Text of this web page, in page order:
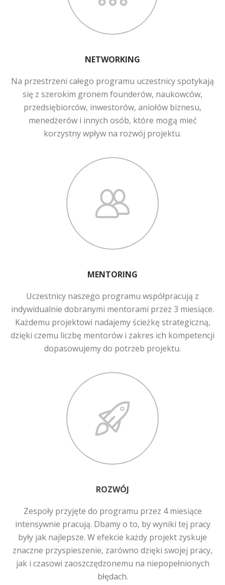
NETWORKING
Na przestrzeni całego programu uczestnicy spotykają
się z szerokim gronem founderów, naukowców,
przedsiębiorców, inwestorów, aniołów biznesu,
menedżerów i innych osób, które mogą mieć
korzystny wpływ na rozwój projektu.
MENTORING
Uczestnicy naszego programu współpracują z
indywidualnie dobranymi mentorami przez 3 miesiące.
Każdemu projektowi nadajemy ścieżkę strategiczną,
dzięki czemu liczbę mentorów i zakres ich kompetencji
dopasowujemy do potrzeb projektu.
ROZWÓJ
Zespoły przyjęte do programu przez 4 miesiące
intensywnie pracują. Dbamy o to, by wyniki tej pracy
były jak najlepsze. W efekcie każdy projekt zyskuje
znaczne przyspieszenie, zarówno dzięki swojej pracy,
jak i czasowi zaoszczędzonemu na niepopełnionych
błędach.